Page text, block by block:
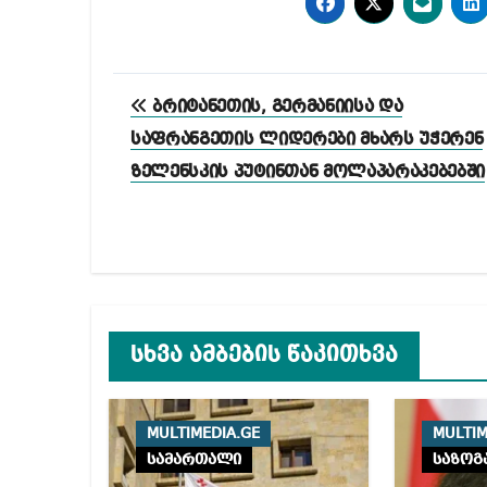
პოსტის
ნავიგაცია
ბრიტანეთის, გერმანიისა და
საფრანგეთის ლიდერები მხარს უჭერენ
ზელენსკის პუტინთან მოლაპარაკებებში
სხვა ამბების წაკითხვა
MULTIMEDIA.GE
სამართალი